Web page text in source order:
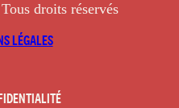
droits réservés
LÉGALES